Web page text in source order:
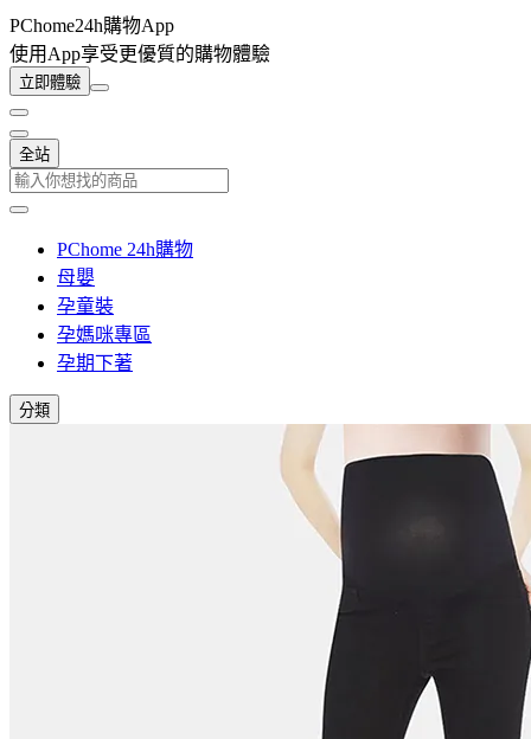
PChome24h購物App
使用App享受更優質的購物體驗
立即體驗
全站
PChome 24h購物
母嬰
孕童裝
孕媽咪專區
孕期下著
分類